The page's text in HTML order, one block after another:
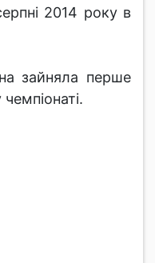
2014 року в
зайняла перше